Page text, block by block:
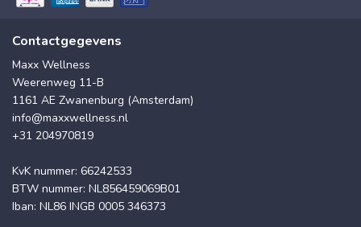
Contactgegevens
Maxx Wellness
Weerenweg 11-B
1161 AE Zwanenburg (Amsterdam)
info@maxxwellness.nl
+31 204970819
KvK nummer: 66242533
BTW nummer: NL856459069B01
Iban: NL86 INGB 0005 346373